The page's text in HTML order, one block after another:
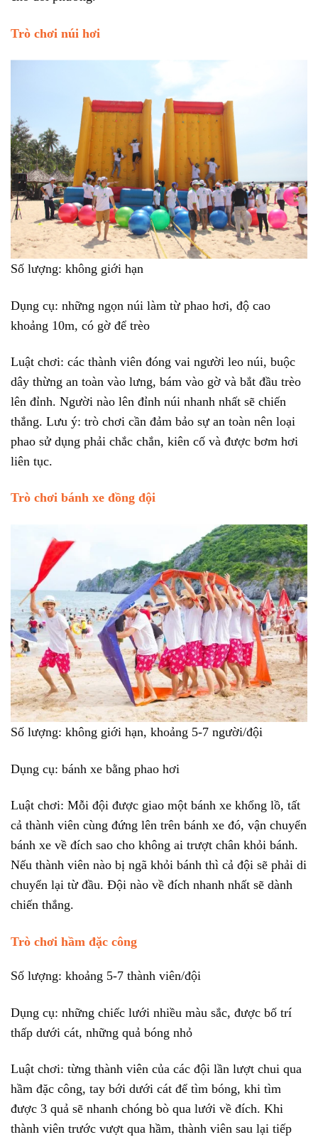
Trò chơi núi hơi
Số lượng: không giới hạn
Dụng cụ: những ngọn núi làm từ phao hơi, độ cao
khoảng 10m, có gờ để trèo
Luật chơi: các thành viên đóng vai người leo núi, buộc
dây thừng an toàn vào lưng, bám vào gờ và bắt đầu trèo
lên đỉnh. Người nào lên đỉnh núi nhanh nhất sẽ chiến
thắng. Lưu ý: trò chơi cần đảm bảo sự an toàn nên loại
phao sử dụng phải chắc chắn, kiên cố và được bơm hơi
liên tục.
Trò chơi bánh xe đồng đội
Số lượng: không giới hạn, khoảng 5-7 người/đội
Dụng cụ: bánh xe bằng phao hơi
Luật chơi: Mỗi đội được giao một bánh xe khổng lồ, tất
cả thành viên cùng đứng lên trên bánh xe đó, vận chuyển
bánh xe về đích sao cho không ai trượt chân khỏi bánh.
Nếu thành viên nào bị ngã khỏi bánh thì cả đội sẽ phải di
chuyển lại từ đầu. Đội nào về đích nhanh nhất sẽ dành
chiến thắng.
Trò chơi hầm đặc công
Số lượng: khoảng 5-7 thành viên/đội
Dụng cụ: những chiếc lưới nhiều màu sắc, được bố trí
thấp dưới cát, những quả bóng nhỏ
Luật chơi: từng thành viên của các đội lần lượt chui qua
hầm đặc công, tay bới dưới cát để tìm bóng, khi tìm
được 3 quả sẽ nhanh chóng bò qua lưới về đích. Khi
thành viên trước vượt qua hầm, thành viên sau lại tiếp